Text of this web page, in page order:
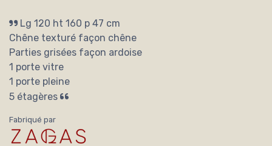
Lg 120 ht 160 p 47 cm
Chêne texturé façon chêne
Parties grisées façon ardoise
1 porte vitre
1 porte pleine
5 étagères
Fabriqué par